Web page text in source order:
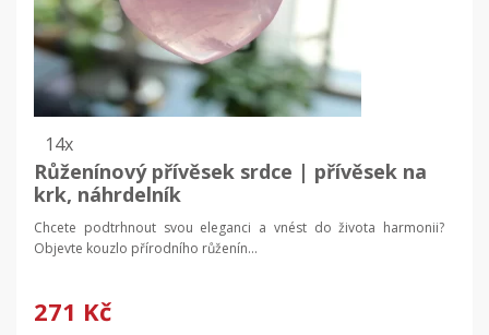
14x
Růženínový přívěsek srdce | přívěsek na
krk, náhrdelník
Chcete podtrhnout svou eleganci a vnést do života harmonii?
Objevte kouzlo přírodního růženín...
271 Kč